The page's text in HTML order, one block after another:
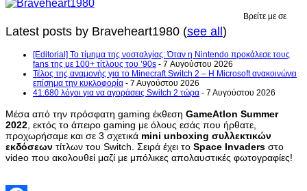
Βρείτε με σε
Latest posts by Braveheart1980 (see all)
[Editorial] Το τίμημα της νοσταλγίας: Όταν η Nintendo προκάλεσε τους
fans της με 100+ τίτλους του ’90s - 7 Αυγούστου 2026
Τέλος της αναμονής για το Minecraft Switch 2 – Η Microsoft ανακοινώνει
επίσημα την κυκλοφορία - 7 Αυγούστου 2026
41.680 λόγοι για να αγοράσεις Switch 2 τώρα - 7 Αυγούστου 2026
Μέσα από την πρόσφατη gaming έκθεση GameAtlon Summer
2022 , εκτός το άπειρο gaming με όλους εσάς που ήρθατε,
προχωρήσαμε και σε 3 σχετικά mini unboxing συλλεκτικών
εκδόσεων τίτλων του Switch. Σειρά έχει το Space Invaders στο
video που ακολουθεί μαζί με μπόλικες απολαυστικές φωτογραφίες!